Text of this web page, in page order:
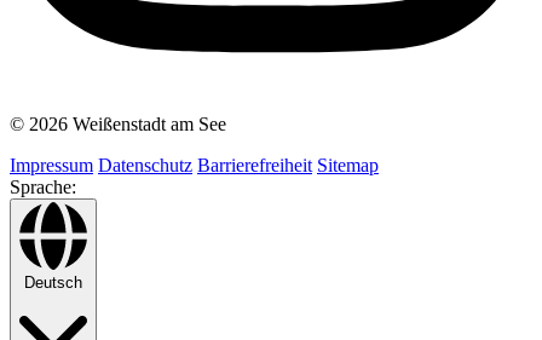
© 2026 Weißenstadt am See
Impressum Datenschutz Barrierefreiheit Sitemap
Sprache:
Deutsch